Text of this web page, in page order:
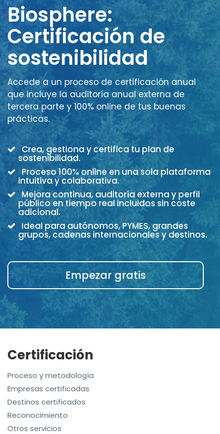
Biosphere:
Certificación de
sostenibilidad
Accede a un proceso de certificación anual
que incluye la auditoría anual externa de
tercera parte y 100% online de tus buenas
prácticas.
Crea, gestiona y certifica tu plan de
sostenibilidad.
Proceso 100% online en una sola plataforma
intuitiva y colaborativa.
Mejora continua, auditoría externa y perfil
público en tiempo real incluidos sin coste
adicional.
Ideal para autónomos, PYMES, grandes
grupos, cadenas internacionales y destinos.
Empezar gratis
Certificación
Proceso y metodología
Empresas certificadas
Destinos certificados
Reconocimiento
Otros servicios